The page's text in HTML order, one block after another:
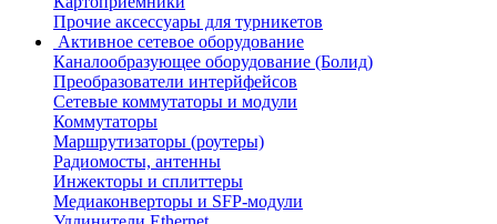
Прочие аксессуары для турникетов
Активное сетевое оборудование
Каналообразующее оборудование (Болид)
Преобразователи интерйфейсов
Сетевые коммутаторы и модули
Коммутаторы
Маршрутизаторы (роутеры)
Радиомосты, антенны
Инжекторы и сплиттеры
Медиаконверторы и SFP-модули